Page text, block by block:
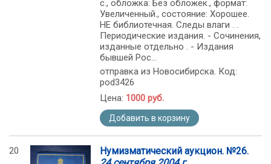
с., обложка: Без обложек., формат:
Увеличенный., состояние: Хорошее.
НЕ библиотечная. Следы влаги . .
Периодические издания. - Сочинения,
изданные отдельно . - Издания
бывшей Рос...
отправка из Новосибирска. Код:
pod3426
Цена: 1000 руб.
Добавить в корзину
20
Нумизматический аукцион. №26.